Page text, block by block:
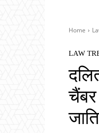
Home
LAW